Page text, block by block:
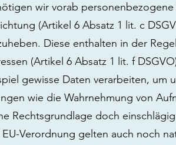
wir vorab
(Artikel 6 Absatz 1 lit. c
Diese enthalten in der
(Artikel 6 Absatz 1 lit. f
gewisse Daten verarbeiten,
wie die Wahrnehmung von
Rechtsgrundlage doch
Verordnung gelten auch noch